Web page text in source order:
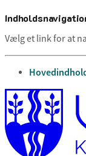
Vælg et link for at
gå til